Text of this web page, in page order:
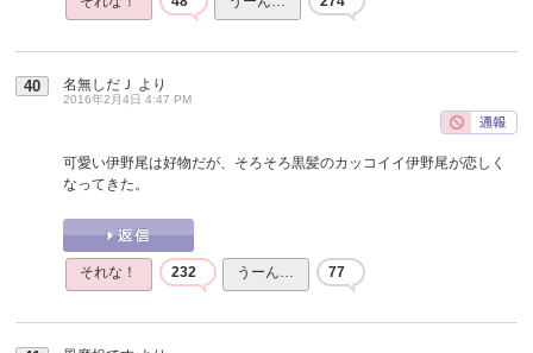
40 名無しだＪ より
2016年2月4日 4:47 PM
可愛い伊野尾は好物だが、そろそろ黒髪のカッコイイ伊野尾が恋しく
なってきた。
それな！ 232 うーん… 77